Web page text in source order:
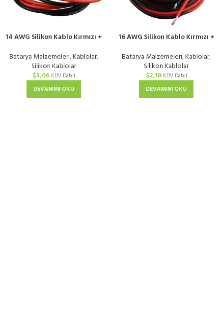
14 AWG Silikon Kablo Kırmızı +
Batarya Malzemeleri,Kablolar,
Silikon Kablolar
$3,06 KDV Dahil
DEVAMINI OKU
16 AWG Silikon Kablo Kırmızı +
Batarya Malzemeleri,Kablolar,
Silikon Kablolar
$2,18 KDV Dahil
DEVAMINI OKU